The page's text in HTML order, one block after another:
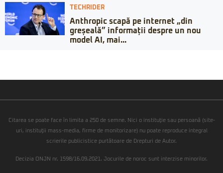
TECHRIDER
Anthropic scapă pe internet „din
greșeală” informații despre un nou
model AI, mai...
Citarea se poate face în limita a 250 de semne. Nici o instituţie sau persoană (site-
uri, instituţii mass-media, firme de monitorizare) nu poate reproduce integral
scrierile publicistice purtătoare de Drepturi de Autor.
Decizia ONJN nr. 1598/16.09.2021. Jocurile de noroc sunt interzise minorilor.